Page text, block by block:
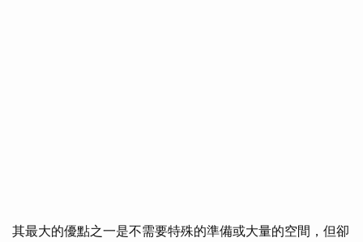
其最大的優點之一是不需要特殊的準備或大量的空間，但卻